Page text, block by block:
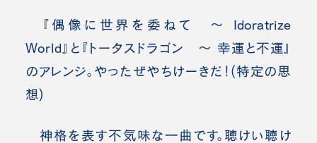
『偶像に世界を委ねて ～ Idoratrize
World』と『トータスドラゴン ～ 幸運と不運』
のアレンジ。やったぜやちけーきだ！(特定の思
想)
神格を表す不気味な一曲です。聴けい聴け